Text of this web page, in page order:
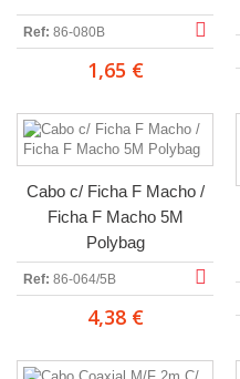
Ref: 86-080B
1,65 €
Cabo c/ Ficha F Macho /
Ficha F Macho 5M
Polybag
Ref: 86-064/5B
4,38 €